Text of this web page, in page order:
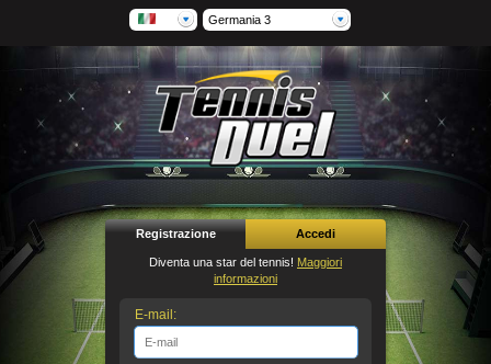
Germania 3
Registrazione Accedi
Diventa una star del tennis! Maggiori
informazioni
E-mail: